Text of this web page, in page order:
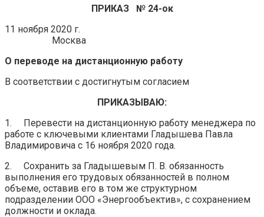
ПРИКАЗ
№ 24-ок
11 ноября 2020 г.
Москва
О переводе на дистанционную работу
В соответствии с достигнутым согласием
ПРИКАЗЫВАЮ:
1. Перевести на дистанционную работу менеджера по
работе с ключевыми клиентами Гладышева Павла
Владимировича с 16 ноября 2020 года.
2. Сохранить за Гладышевым П. В. обязанность
выполнения его трудовых обязанностей в полном
объеме, оставив его в том же структурном
подразделении ООО «Энергообъектив», с сохранением
должности и оклада.